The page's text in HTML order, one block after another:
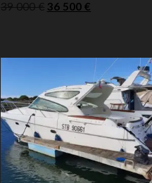
39 000€ 36 500 €